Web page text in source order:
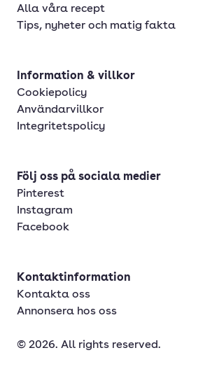
Alla våra recept
Tips, nyheter och matig fakta
Information & villkor
Cookiepolicy
Användarvillkor
Integritetspolicy
Följ oss på sociala medier
Pinterest
Instagram
Facebook
Kontaktinformation
Kontakta oss
Annonsera hos oss
© 2026. All rights reserved.